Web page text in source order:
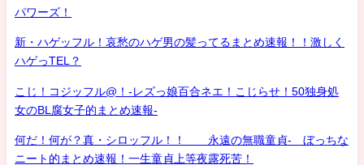
パワーズ！
新・ハゲッフル！哀愁のハゲ男の髪ってるまとめ速報！！激しく
ハゲっTEL？
こじ！コジッフル@！-レズっ娘百合ネエ！こじらせ！50独身処
女のBL腐女子的まとめ速報-
何だ！何が？真・シロッフル！！ 永遠の無職童貞- ぼっちな
ニート的まとめ速報！一生童貞上等夜露死苦！